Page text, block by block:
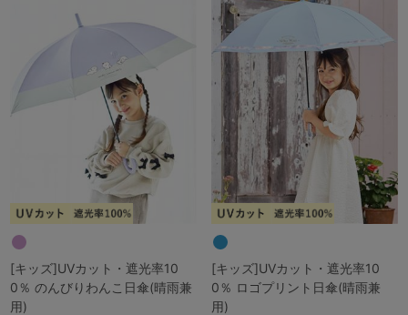
[キッズ]UVカット・遮光率10
0％ のんびりわんこ日傘(晴雨兼
用)
[キッズ]UVカット・遮光率10
0％ ロゴプリント日傘(晴雨兼
用)